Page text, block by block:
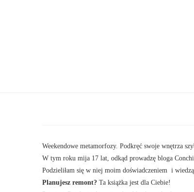
Weekendowe metamorfozy. Podkręć swoje wnętrza
W tym roku mija 17 lat, odkąd prowadzę bloga
Podzieliłam się w niej moim doświadczeniem i
Planujesz remont? Ta książka jest dla Ciebie!